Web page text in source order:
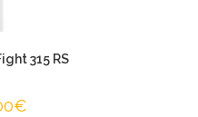
315 RS
€